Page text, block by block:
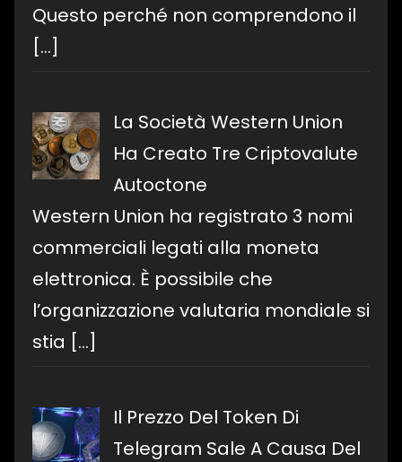
Questo perché non comprendono il
[…]
La Società Western Union
Ha Creato Tre Criptovalute
Autoctone
Western Union ha registrato 3 nomi
commerciali legati alla moneta
elettronica. È possibile che
l’organizzazione valutaria mondiale si
stia […]
Il Prezzo Del Token Di
Telegram Sale A Causa Del